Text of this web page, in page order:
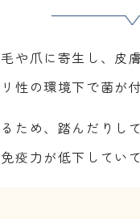
や爪に寄生し、
性の環境下で菌が
ため、踏んだり
疫力が低下してい